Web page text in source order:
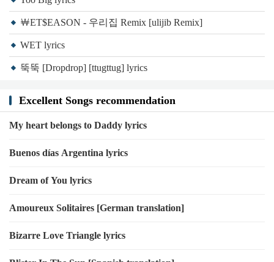
나는 선입금만 받아
나는 선입금만 받아
내시간은 유료 돈 아니면 난 안해
선입금하고 대기 순번 기다려 차례
Block whos yo gang?
Never dry 병신아 real ninjaz only bookin
Mann u already kno 돈되는건 내두손 woh
선입금 결제 후불따윈 후장따여
나랑 놀고 싶음 돈을 들고 약을 갖고
Pop pop pop tht pills
￦ET$EASON - 우리집 Remix [ulijib Remix]
WET lyrics
뚝뚝 [Dropdrop] [ttugttug] lyrics
Excellent Songs recommendation
My heart belongs to Daddy lyrics
Buenos días Argentina lyrics
Dream of You lyrics
Amoureux Solitaires [German translation]
Bizarre Love Triangle lyrics